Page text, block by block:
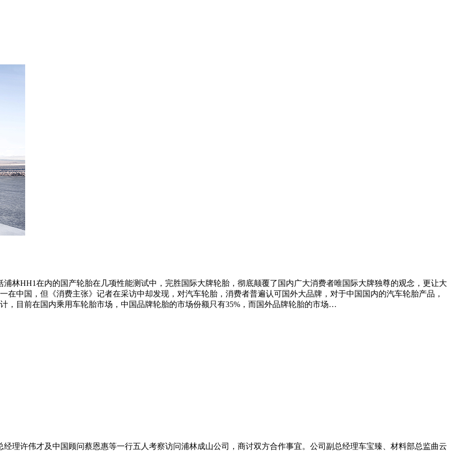
林HH1在内的国产轮胎在几项性能测试中，完胜国际大牌轮胎，彻底颠覆了国内广大消费者唯国际大牌独尊的观念，更让大
在中国，但《消费主张》记者在采访中却发现，对汽车轮胎，消费者普遍认可国外大品牌，对于中国国内的汽车轮胎产品，
，目前在国内乘用车轮胎市场，中国品牌轮胎的市场份额只有35%，而国外品牌轮胎的市场…
许伟才及中国顾问蔡恩惠等一行五人考察访问浦林成山公司，商讨双方合作事宜。公司副总经理车宝臻、材料部总监曲云